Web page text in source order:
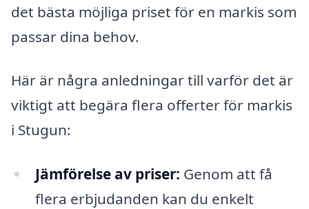
det bästa möjliga priset för en markis som
passar dina behov.
Här är några anledningar till varför det är
viktigt att begära flera offerter för markis
i Stugun:
Jämförelse av priser: Genom att få
flera erbjudanden kan du enkelt